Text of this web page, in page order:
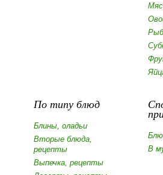
По типу блюд
Блины, оладьи
Вторые блюда,
рецепты
Выпечка, рецепты
В